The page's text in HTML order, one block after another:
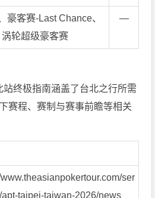
豪客赛-Last Chance、
涡轮超级豪客赛
—
终极指南涵盖了台北之行所需
赛程、赛制与赛事前瞻等相关
www.theasianpokertour.com/ser
apt-taipei-taiwan-2026/news